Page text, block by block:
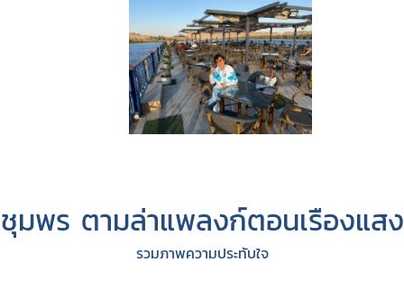
ชุมพร ตามล่าแพลงก์ตอนเรืองแสง
รวมภาพความประทับใจ